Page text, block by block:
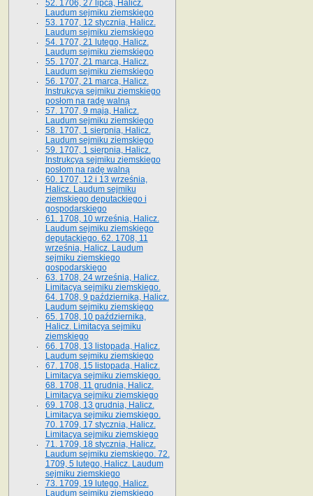
52. 1706, 27 lipca, Halicz.
Laudum sejmiku ziemskiego
53. 1707, 12 stycznia, Halicz.
Laudum sejmiku ziemskiego
54. 1707, 21 lutego, Halicz.
Laudum sejmiku ziemskiego
55. 1707, 21 marca, Halicz.
Laudum sejmiku ziemskiego
56. 1707, 21 marca, Halicz.
Instrukcya sejmiku ziemskiego
posłom na radę walną
57. 1707, 9 maja, Halicz.
Laudum sejmiku ziemskiego
58. 1707, 1 sierpnia, Halicz.
Laudum sejmiku ziemskiego
59. 1707, 1 sierpnia, Halicz.
Instrukcya sejmiku ziemskiego
posłom na radę walną
60. 1707, 12 i 13 września,
Halicz. Laudum sejmiku
ziemskiego deputackiego i
gospodarskiego
61. 1708, 10 września, Halicz.
Laudum sejmiku ziemskiego
deputackiego. 62. 1708, 11
września, Halicz. Laudum
sejmiku ziemskiego
gospodarskiego
63. 1708, 24 września, Halicz.
Limitacya sejmiku ziemskiego.
64. 1708, 9 października, Halicz.
Laudum sejmiku ziemskiego
65­. 1708, 10 października,
Halicz. Limitacya sejmiku
ziemskiego
66. 1708, 13 listopada, Halicz.
Laudum sejmiku ziemskiego
67. 1708, 15 listopada, Halicz.
Limitacya sejmiku ziemskiego.
68. 1708, 11 grudnia, Halicz.
Limitacya sejmiku ziemskiego
69. 1708, 13 grudnia, Halicz.
Limitacya sejmiku ziemskiego.
70. 1709, 17 stycznia, Halicz.
Limitacya sejmiku ziemskiego
71. 1709, 18 stycznia, Halicz.
Laudum sejmiku ziemskiego. 72.
1709, 5 lutego, Halicz. Laudum
sejmiku ziemskiego
73. 1709, 19 lutego, Halicz.
Laudum sejmiku ziemskiego